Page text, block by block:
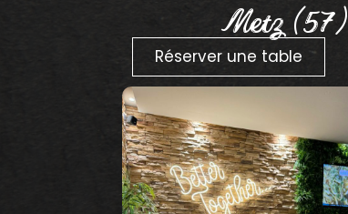
Metz (57)
Réserver une table